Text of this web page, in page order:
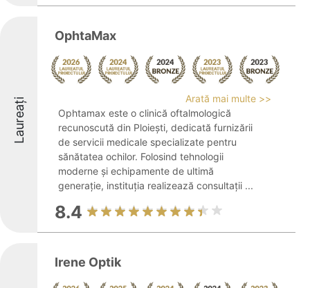
Laureați
OphtaMax
Arată mai multe >>
Ophtamax este o clinică oftalmologică
recunoscută din Ploiești, dedicată furnizării
de servicii medicale specializate pentru
sănătatea ochilor. Folosind tehnologii
moderne și echipamente de ultimă
generație, instituția realizează consultații ...
8.4
Irene Optik